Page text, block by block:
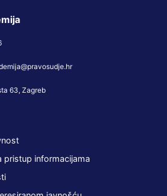
63, Zagreb
pristup informacijama